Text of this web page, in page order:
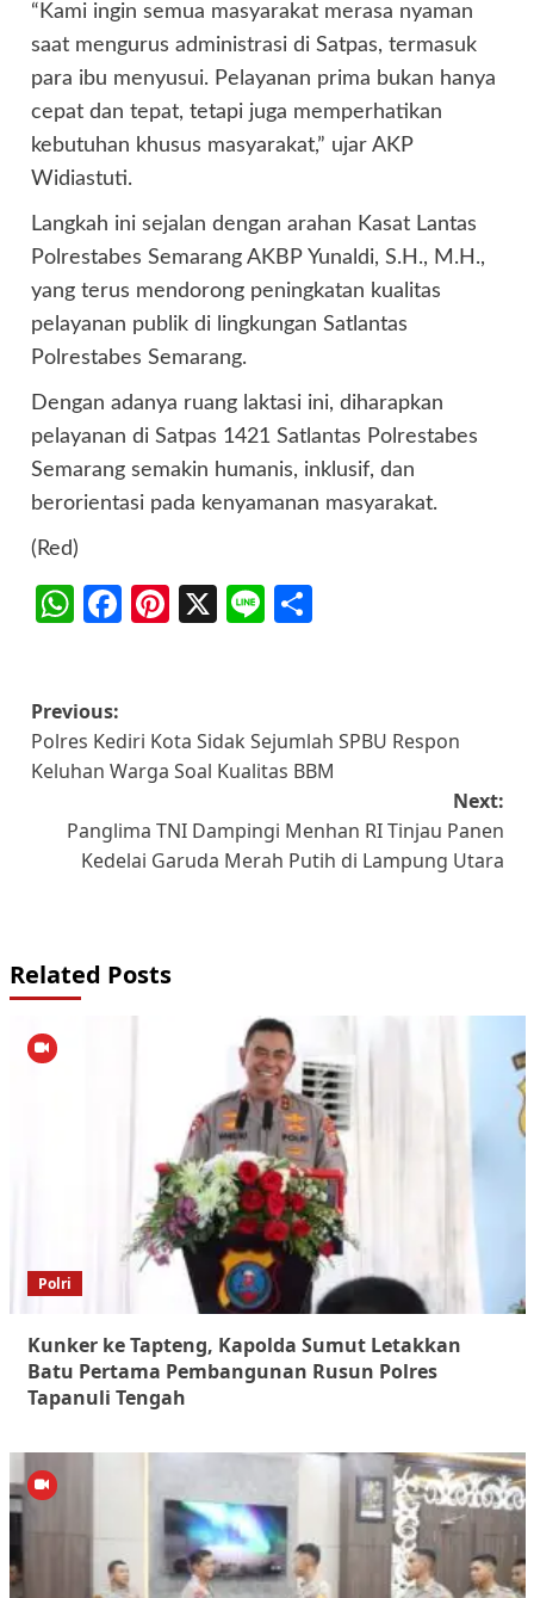
“Kami ingin semua masyarakat merasa nyaman
saat mengurus administrasi di Satpas, termasuk
para ibu menyusui. Pelayanan prima bukan hanya
cepat dan tepat, tetapi juga memperhatikan
kebutuhan khusus masyarakat,” ujar AKP
Widiastuti.
Langkah ini sejalan dengan arahan Kasat Lantas
Polrestabes Semarang AKBP Yunaldi, S.H., M.H.,
yang terus mendorong peningkatan kualitas
pelayanan publik di lingkungan Satlantas
Polrestabes Semarang.
Dengan adanya ruang laktasi ini, diharapkan
pelayanan di Satpas 1421 Satlantas Polrestabes
Semarang semakin humanis, inklusif, dan
berorientasi pada kenyamanan masyarakat.
(Red)
WhatsApp
Facebook
Pinterest
X Line
Post
navigation
Previous:
Polres Kediri Kota Sidak Sejumlah SPBU Respon
Keluhan Warga Soal Kualitas BBM
Next:
Panglima TNI Dampingi Menhan RI Tinjau Panen
Kedelai Garuda Merah Putih di Lampung Utara
Related Posts
Polri
Kunker ke Tapteng, Kapolda Sumut Letakkan
Batu Pertama Pembangunan Rusun Polres
Tapanuli Tengah